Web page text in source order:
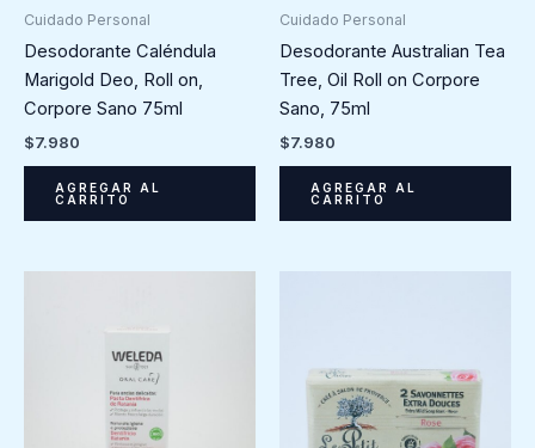
Cuidado Personal
Desodorante Caléndula
Marigold Deo, Roll on,
Corpore Sano 75ml
$7.980
AGREGAR AL
CARRITO
Cuidado Personal
Desodorante Australian Tea
Tree, Oil Roll on Corpore
Sano, 75ml
$7.980
AGREGAR AL
CARRITO